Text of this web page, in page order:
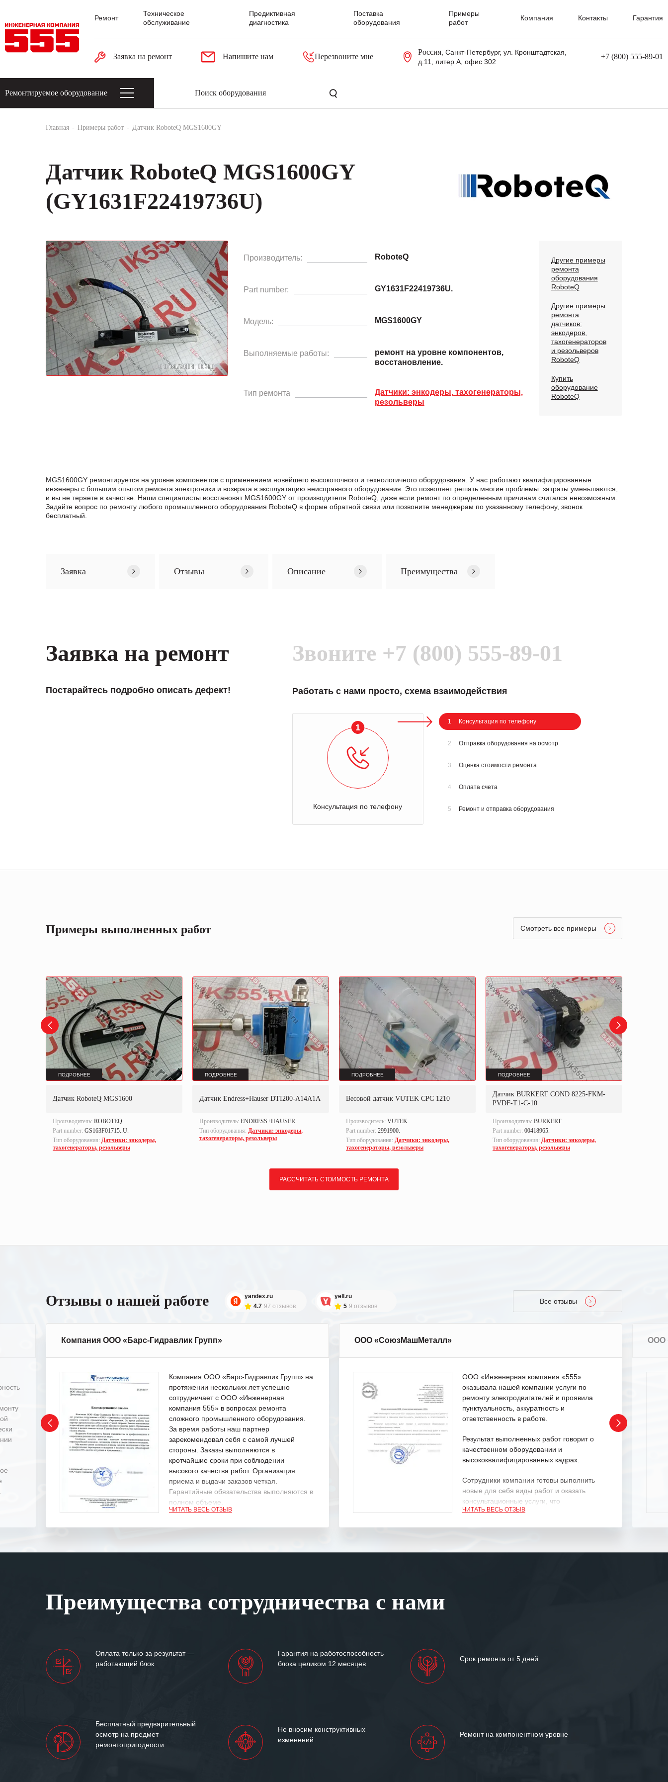
Ремонт
Техническое
обслуживание
Предиктивная
диагностика
Поставка
оборудования
Примеры
работ
Компания Контакты Гарантия
Заявка на ремонт Напишите нам Перезвоните мне
Россия, Санкт-Петербург, ул. Кронштадтская,
д.11, литер А, офис 302
+7 (800) 555-89-01
Ремонтируемое оборудование
Главная Примеры работ Датчик RoboteQ MGS1600GY
Датчик RoboteQ MGS1600GY
(GY1631F22419736U)
Производитель: RoboteQ
Part number: GY1631F22419736U.
Модель: MGS1600GY
Выполняемые работы:
ремонт на уровне компонентов,
восстановление.
Тип ремонта
Датчики: энкодеры, тахогенераторы,
резольверы
Другие примеры
ремонта
оборудования
RoboteQ
Другие примеры
ремонта
датчиков:
энкодеров,
тахогенераторов
и резольверов
RoboteQ
Купить
оборудование
RoboteQ
MGS1600GY ремонтируется на уровне компонентов с применением новейшего высокоточного и технологичного оборудования. У нас работают квалифицированные
инженеры с большим опытом ремонта электроники и возврата в эксплуатацию неисправного оборудования. Это позволяет решать многие проблемы: затраты уменьшаются,
и вы не теряете в качестве. Наши специалисты восстановят MGS1600GY от производителя RoboteQ, даже если ремонт по определенным причинам считался невозможным.
Задайте вопрос по ремонту любого промышленного оборудования RoboteQ в формe обратной связи или позвоните менеджерам по указанному телефону, звонок
бесплатный.
Заявка Отзывы Описание Преимущества
Заявка на ремонт
Постарайтесь подробно описать дефект!
Звоните +7 (800) 555-89-01
Работать с нами просто, схема взаимодействия
1
Консультация по телефону
1 Консультация по телефону
2 Отправка оборудования на осмотр
3 Оценка стоимости ремонта
4 Оплата счета
5 Ремонт и отправка оборудования
Примеры выполненных работ Смотреть все примеры
ПОДРОБНЕЕ
Датчик RoboteQ MGS1600
Производитель: ROBOTEQ
Part number: GS163F01715..U.
Тип оборудования: Датчики: энкодеры,
тахогенераторы, резольверы
ПОДРОБНЕЕ
Датчик Endress+Hauser DTI200-A14A1A
Производитель: ENDRESS+HAUSER
Тип оборудования: Датчики: энкодеры,
тахогенераторы, резольверы
ПОДРОБНЕЕ
Весовой датчик VUTEK CPC 1210
Производитель: VUTEK
Part number: 2991900.
Тип оборудования: Датчики: энкодеры,
тахогенераторы, резольверы
ПОДРОБНЕЕ
Датчик BURKERT COND 8225-FKM-
PVDF-T1-C-10
Производитель: BURKERT
Part number: 00418965.
Тип оборудования: Датчики: энкодеры,
тахогенераторы, резольверы
РАССЧИТАТЬ СТОИМОСТЬ РЕМОНТА
Отзывы о нашей работе
yandex.ru
4.7 97 отзывов
yell.ru
5 9 отзывов
Все отзывы
Компания ООО «Барс-Гидравлик Групп»
Компания ООО «Барс-Гидравлик Групп» на
протяжении нескольких лет успешно
сотрудничает с ООО «Инженерная
компания 555» в вопросах ремонта
сложного промышленного оборудования.
За время работы наш партнер
зарекомендовал себя с самой лучшей
стороны. Заказы выполняются в
кротчайшие сроки при соблюдении
высокого качества работ. Организация
приема и выдачи заказов четкая.
Гарантийные обязательства выполняются в
полном объеме.
Мы высоко ценим сложившиеся между
«555» долгих лет успеха и процветания.
ЧИТАТЬ ВЕСЬ ОТЗЫВ
ООО «СоюзМашМеталл»
ООО «Инженерная компания «555»
оказывала нашей компании услуги по
ремонту электродвигателей и проявила
пунктуальность, аккуратность и
ответственность в работе.
Результат выполненных работ говорит о
качественном оборудовании и
высококвалифицированных кадрах.
Сотрудники компании готовы выполнить
новые для себя виды работ и оказать
консультационные услуги, что
характеризует их как профессионалов
ответственного и надежного поставщика
ЧИТАТЬ ВЕСЬ ОТЗЫВ
ООО
Преимущества сотрудничества с нами
Оплата только за результат —
работающий блок
Гарантия на работоспособность
блока целиком 12 месяцев
Срок ремонта от 5 дней
Бесплатный предварительный
осмотр на предмет
ремонтопригодности
Не вносим конструктивных
изменений
Ремонт на компонентном уровне